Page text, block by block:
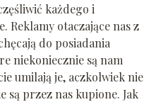
każdego i
Reklamy otaczające nas z
do posiadania
niekoniecznie są nam
umilają je, aczkolwiek nie
są przez nas kupione. Jak